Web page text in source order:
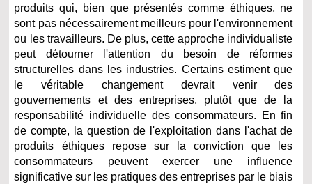
produits qui, bien que présentés comme éthiques, ne
sont pas nécessairement meilleurs pour l'environnement
ou les travailleurs. De plus, cette approche individualiste
peut détourner l'attention du besoin de réformes
structurelles dans les industries. Certains estiment que
le véritable changement devrait venir des
gouvernements et des entreprises, plutôt que de la
responsabilité individuelle des consommateurs. En fin
de compte, la question de l'exploitation dans l'achat de
produits éthiques repose sur la conviction que les
consommateurs peuvent exercer une influence
significative sur les pratiques des entreprises par le biais